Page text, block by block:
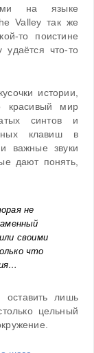
на языке
Valley так же
то поистине
удаётся что-то
истории,
красивый мир
синтов и
клавиш в
важные звуки
дают понять,
не
своими
что
оставить лишь
цельный